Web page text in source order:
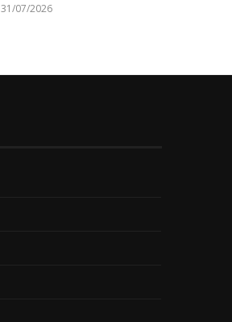
31/07/2026